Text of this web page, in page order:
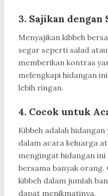
3. Sajikan dengan
Menyajikan kibbeh
segar seperti salad
memberikan kontras
melengkapi hidangan
lebih ringan.
4. Cocok untuk
Kibbeh adalah
dalam acara keluarga
mengingat hidangan
bersama banyak orang.
kibbeh dalam jumlah
dapat menikmatinya.